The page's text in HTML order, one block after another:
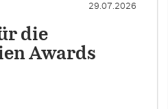
29.07.2026
die
Awards